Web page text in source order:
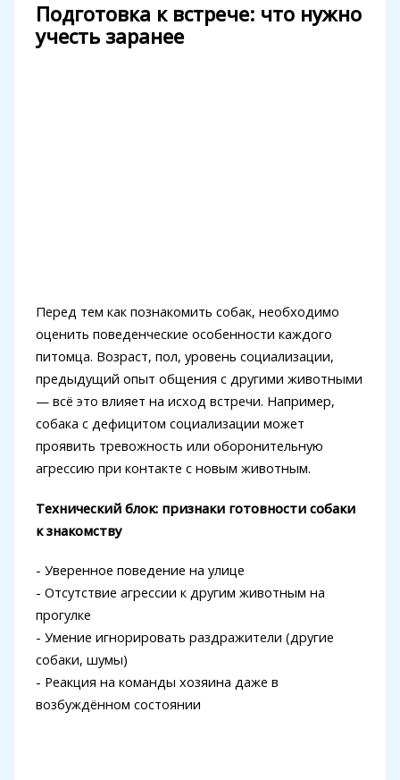
Подготовка к встрече: что нужно
учесть заранее
Перед тем как познакомить собак, необходимо
оценить поведенческие особенности каждого
питомца. Возраст, пол, уровень социализации,
предыдущий опыт общения с другими животными
— всё это влияет на исход встречи. Например,
собака с дефицитом социализации может
проявить тревожность или оборонительную
агрессию при контакте с новым животным.
Технический блок: признаки готовности собаки
к знакомству
- Уверенное поведение на улице
- Отсутствие агрессии к другим животным на
прогулке
- Умение игнорировать раздражители (другие
собаки, шумы)
- Реакция на команды хозяина даже в
возбуждённом состоянии